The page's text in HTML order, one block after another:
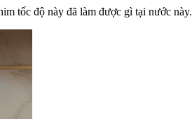
tốc độ này đã làm được gì tại nước này.